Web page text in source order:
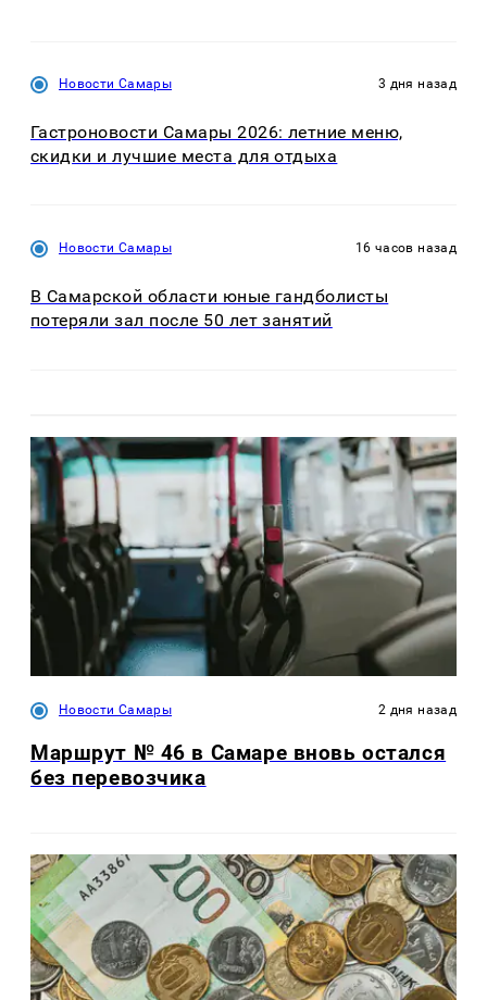
Новости Самары 3 дня назад
Гастроновости Самары 2026: летние меню,
скидки и лучшие места для отдыха
Новости Самары 16 часов назад
В Самарской области юные гандболисты
потеряли зал после 50 лет занятий
Новости Самары 2 дня назад
Маршрут № 46 в Самаре вновь остался
без перевозчика